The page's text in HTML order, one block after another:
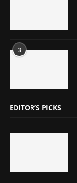
3
EDITOR’S PICKS